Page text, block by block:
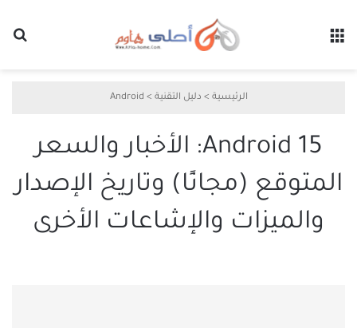
الرئيسية > دليل التقنية >
Android
Android 15: الأخبار والسعر
المتوقع (مجانًا) وتاريخ الإصدار
والميزات والإشاعات الأخرى